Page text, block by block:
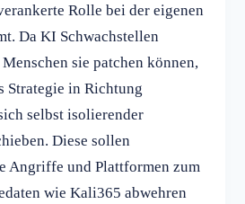
Rolle bei der eigenen
Da KI Schwachstellen
sie patchen können,
Strategie in Richtung
selbst isolierender
Diese sollen
Angriffe und Plattformen zum
wie Kali365 abwehren